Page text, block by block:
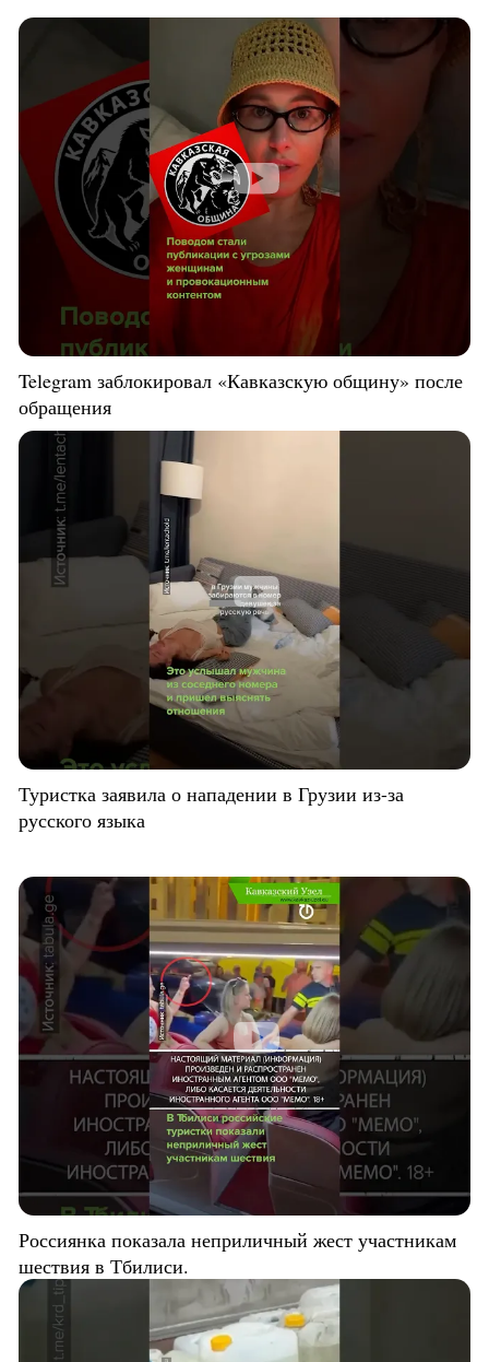
Telegram заблокировал «Кавказскую общину» после
обращения
Туристка заявила о нападении в Грузии из-за
русского языка
Россиянка показала неприличный жест участникам
шествия в Тбилиси.